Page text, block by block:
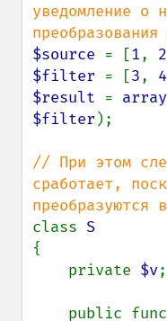
уведомление о
$source = [1, 2
$filter = [3, 4
$result =
$filter );
// При этом
сработает,
class
{
    private
$v;